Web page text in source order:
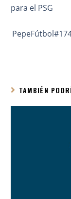
para el PSG
TAMBIÉN